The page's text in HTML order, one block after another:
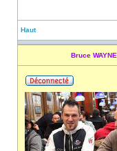
Haut
Bruce WAYNE